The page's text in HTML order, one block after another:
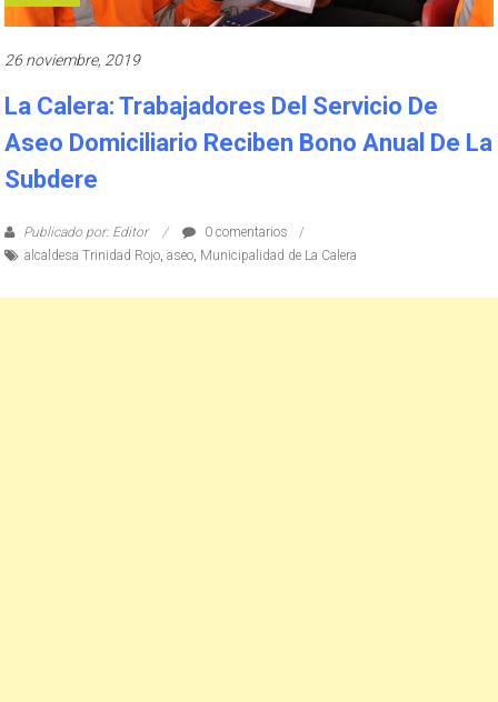
26 noviembre, 2019
La Calera: Trabajadores Del Servicio De
Aseo Domiciliario Reciben Bono Anual De La
Subdere
Publicado por: Editor
0 comentarios
alcaldesa Trinidad Rojo ,aseo Municipalidad de La Calera